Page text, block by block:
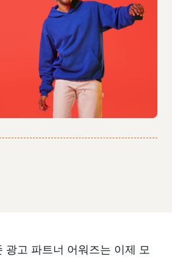
광고 파트너 어워즈는 이제 모